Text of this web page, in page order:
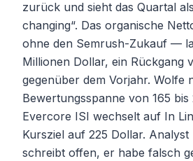
zurück und sieht das Quartal
changing“. Das organische
ohne den Semrush-Zukauf —
Millionen Dollar, ein Rückgang
gegenüber dem Vorjahr. Wolfe
Bewertungsspanne von 165 bis
Evercore ISI wechselt auf In
Kursziel auf 225 Dollar.
schreibt offen, er habe falsch